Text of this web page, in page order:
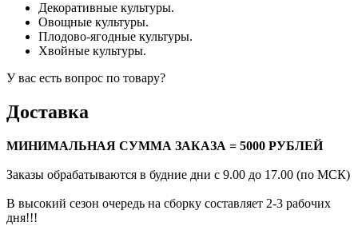
Декоративные культуры.
Овощные культуры.
Плодово-ягодные культуры.
Хвойные культуры.
У вас есть вопрос по товару?
Доставка
МИНИМАЛЬНАЯ СУММА ЗАКАЗА = 5000 РУБЛЕЙ
Заказы обрабатываются в будние дни с 9.00 до 17.00 (по МСК)
В высокий сезон очередь на сборку составляет 2-3 рабочих
дня!!!